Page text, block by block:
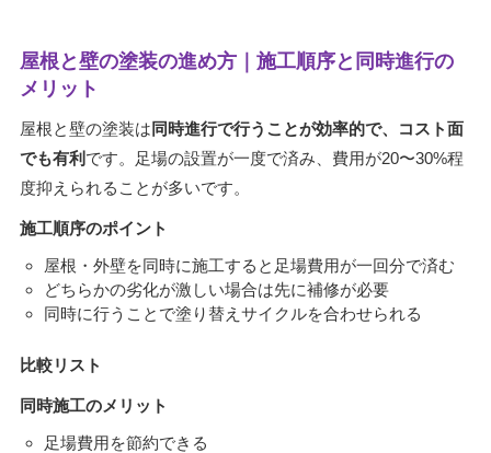
屋根と壁の塗装の進め方｜施工順序と同時進行の
メリット
屋根と壁の塗装は 同時進行で行うことが効率的で、コスト面
でも有利 です。足場の設置が一度で済み、費用が20〜30%程
度抑えられることが多いです。
施工順序のポイント
屋根・外壁を同時に施工すると足場費用が一回分で済む
どちらかの劣化が激しい場合は先に補修が必要
同時に行うことで塗り替えサイクルを合わせられる
比較リスト
同時施工のメリット
足場費用を節約できる